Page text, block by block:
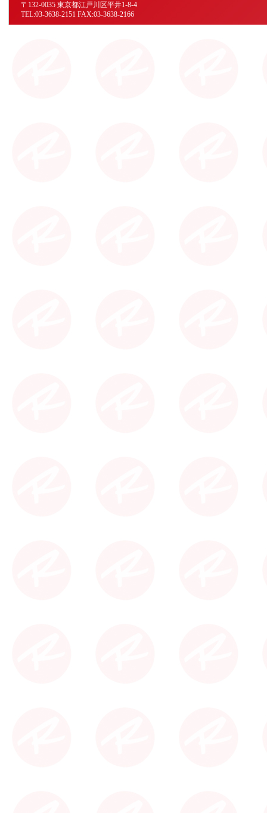
〒132-0035 東京都江戸川区平井1-8-4
TEL:03-3638-2151 FAX:03-3638-2166